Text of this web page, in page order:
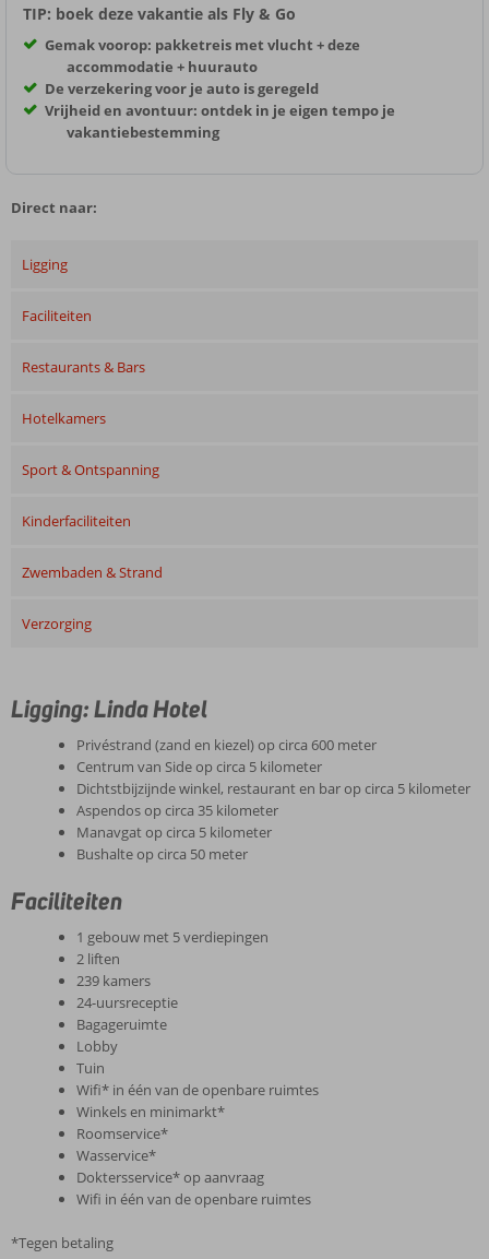
TIP: boek deze vakantie als Fly & Go
Gemak voorop: pakketreis met vlucht + deze
accommodatie + huurauto
De verzekering voor je auto is geregeld
Vrijheid en avontuur: ontdek in je eigen tempo je
vakantiebestemming
Direct naar:
Ligging
Faciliteiten
Restaurants & Bars
Hotelkamers
Sport & Ontspanning
Kinderfaciliteiten
Zwembaden & Strand
Verzorging
Ligging: Linda Hotel
Privéstrand (zand en kiezel) op circa 600 meter
Centrum van Side op circa 5 kilometer
Dichtstbijzijnde winkel, restaurant en bar op circa 5 kilometer
Aspendos op circa 35 kilometer
Manavgat op circa 5 kilometer
Bushalte op circa 50 meter
Faciliteiten
1 gebouw met 5 verdiepingen
2 liften
239 kamers
24-uursreceptie
Bagageruimte
Lobby
Tuin
Wifi* in één van de openbare ruimtes
Winkels en minimarkt*
Roomservice*
Wasservice*
Doktersservice* op aanvraag
Wifi in één van de openbare ruimtes
*Tegen betaling